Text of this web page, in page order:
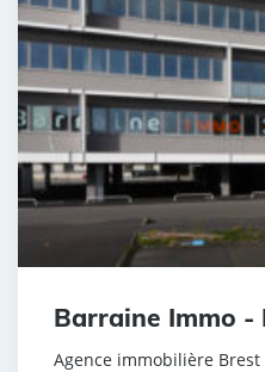
Barraine Immo -
Agence immobilière Brest